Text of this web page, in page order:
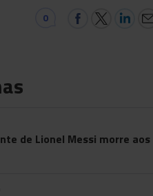
0
de Lionel Messi morre aos